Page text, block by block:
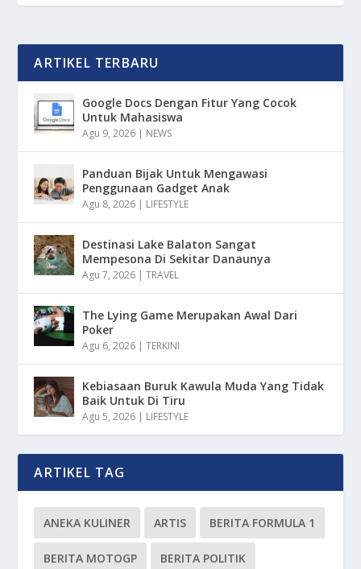
ARTIKEL TERBARU
Google Docs Dengan Fitur Yang Cocok
Untuk Mahasiswa
Agu 9, 2026 | NEWS
Panduan Bijak Untuk Mengawasi
Penggunaan Gadget Anak
Agu 8, 2026 | LIFESTYLE
Destinasi Lake Balaton Sangat
Mempesona Di Sekitar Danaunya
Agu 7, 2026 |TRAVEL
The Lying Game Merupakan Awal Dari
Poker
Agu 6, 2026 |TERKINI
Kebiasaan Buruk Kawula Muda Yang Tidak
Baik Untuk Di Tiru
Agu 5, 2026 | LIFESTYLE
ARTIKEL TAG
ANEKA KULINER ARTIS BERITA FORMULA 1
BERITA MOTOGP BERITA POLITIK